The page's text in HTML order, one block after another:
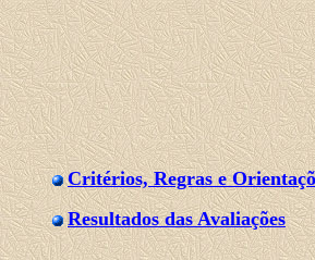
Critérios, Regras e
Resultados das Avaliações